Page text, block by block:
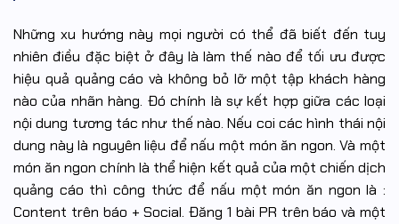
Những xu hướng này mọi người có thể đã biết đến tuy
nhiên điều đặc biệt ở đây là làm thế nào để tối ưu được
hiệu quả quảng cáo và không bỏ lỡ một tập khách hàng
nào của nhãn hàng. Đó chính là sự kết hợp giữa các loại
nội dung tương tác như thế nào. Nếu coi các hình thái nội
dung này là nguyên liệu để nấu một món ăn ngon. Và một
món ăn ngon chính là thể hiện kết quả của một chiến dịch
quảng cáo thì công thức để nấu một món ăn ngon là :
Content trên báo + Social. Đăng 1 bài PR trên báo và một